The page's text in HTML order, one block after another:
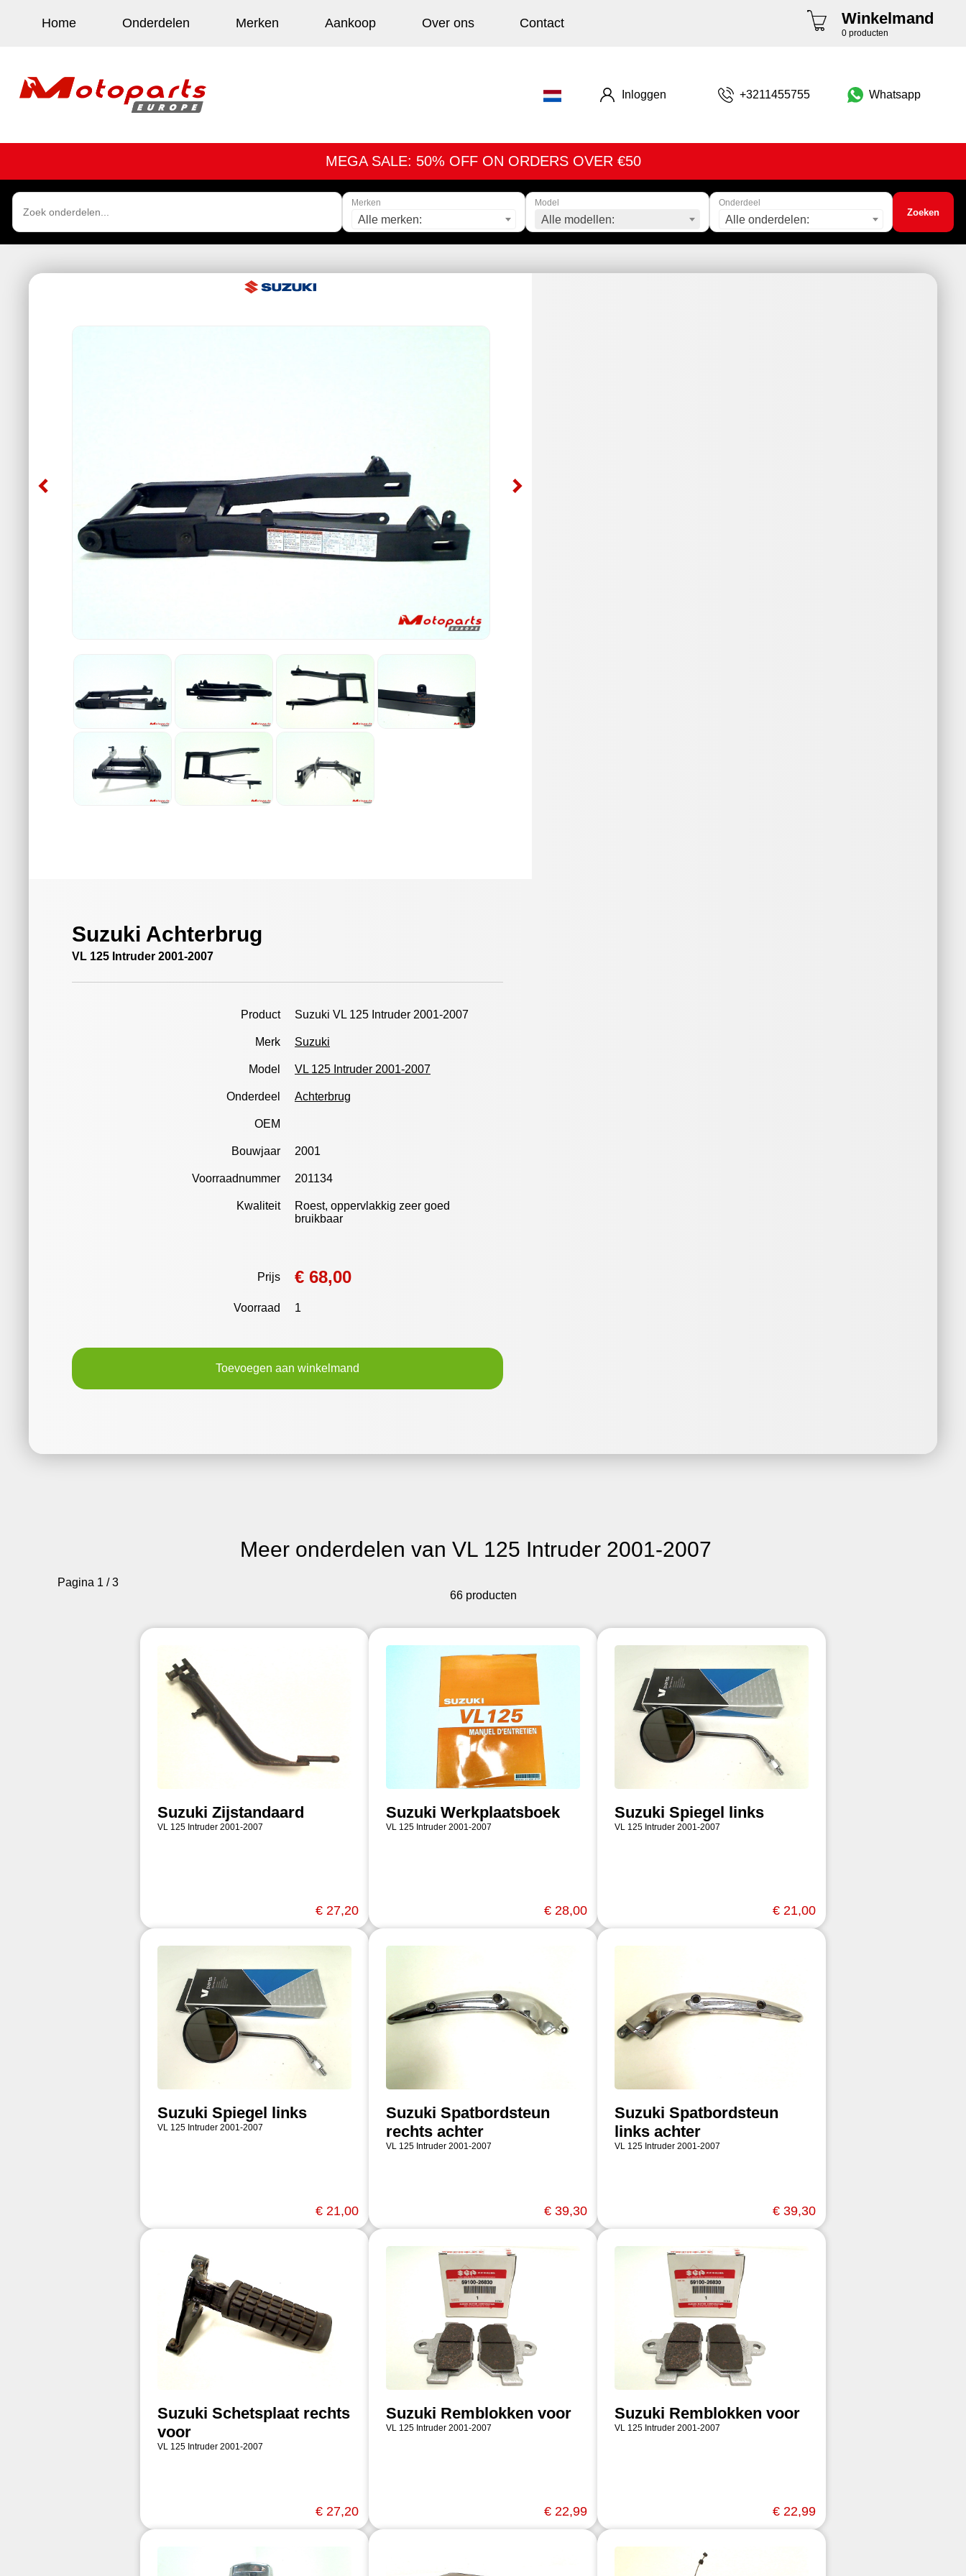
Winkelmand
0 producten
Home Onderdelen Merken Aankoop Over ons Contact
Whatsapp
+3211455755
Inloggen
MEGA SALE: 50% OFF ON ORDERS OVER €50
Merken
Alle merken:
Model
Alle modellen:
Onderdeel
Alle onderdelen:
Zoeken
Suzuki Achterbrug
VL 125 Intruder 2001-2007
Product Suzuki VL 125 Intruder 2001-2007
Merk Suzuki
Model VL 125 Intruder 2001-2007
Onderdeel Achterbrug
OEM
Bouwjaar 2001
Voorraadnummer 201134
Kwaliteit
Roest, oppervlakkig zeer goed
bruikbaar
Prijs € 68,00
Voorraad 1
Toevoegen aan winkelmand
Meer onderdelen van VL 125 Intruder 2001-2007
Pagina 1 / 3
66 producten
Suzuki Zijstandaard
VL 125 Intruder 2001-2007
€ 27,20
Suzuki Werkplaatsboek
VL 125 Intruder 2001-2007
€ 28,00
Suzuki Spiegel links
VL 125 Intruder 2001-2007
€ 21,00
Suzuki Spiegel links
VL 125 Intruder 2001-2007
€ 21,00
Suzuki Spatbordsteun
rechts achter
VL 125 Intruder 2001-2007
€ 39,30
Suzuki Spatbordsteun
links achter
VL 125 Intruder 2001-2007
€ 39,30
Suzuki Schetsplaat rechts
voor
VL 125 Intruder 2001-2007
€ 27,20
Suzuki Remblokken voor
VL 125 Intruder 2001-2007
€ 22,99
Suzuki Remblokken voor
VL 125 Intruder 2001-2007
€ 22,99